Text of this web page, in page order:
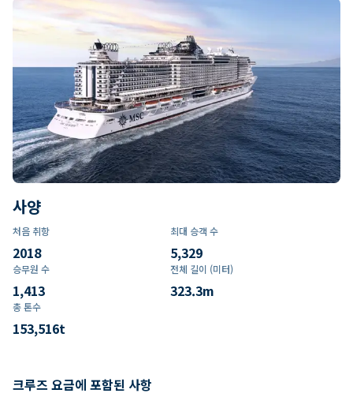
사양
처음 취항
2018
최대 승객 수
5,329
승무원 수
1,413
전체 길이 (미터)
323.3m
총 톤수
153,516t
크루즈 요금에 포함된 사항